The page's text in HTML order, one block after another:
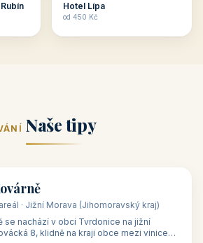
Hotel Lípa
od 450 Kč
Naše tipy
· Jižní Morava (Jihomoravský kraj)
se nachází v obci Tvrdonice na jižní
8, klidně na kraji obce mezi vinicemi,